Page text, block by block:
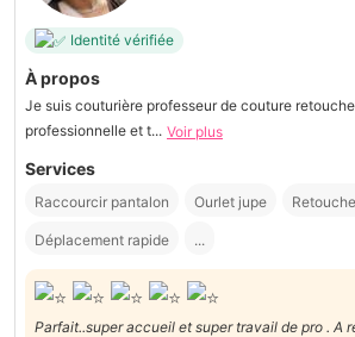
Identité vérifiée
À propos
Je suis couturière professeur de couture
professionnelle et t... Voir plus
Services
Raccourcir pantalon Ourlet jupe
Déplacement rapide ...
Parfait..super accueil et super travail de pro . A